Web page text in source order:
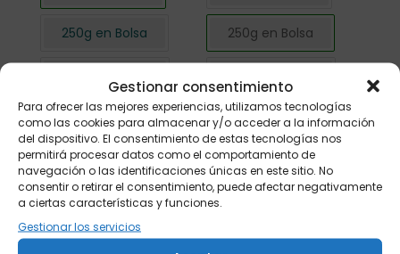
Gestionar consentimiento
Para ofrecer las mejores experiencias, utilizamos tecnologías
como las cookies para almacenar y/o acceder a la información
del dispositivo. El consentimiento de estas tecnologías nos
permitirá procesar datos como el comportamiento de
navegación o las identificaciones únicas en este sitio. No
consentir o retirar el consentimiento, puede afectar negativamente
a ciertas características y funciones.
Gestionar los servicios
250g en Bolsa
1kg en Bolsa
250g en Bolsa
1kg en Bolsa